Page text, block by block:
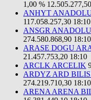
1,00 % 12.505.277,50
ANHYT
117.058.257,30 18:10
ANSGR
274.580.868,90 18:10
ARASE DOGU
21.457.753,20 18:10
ARCLK ARCELIK
ARDYZ ARD
274.219.710,30 18:10
ARENA ARENA